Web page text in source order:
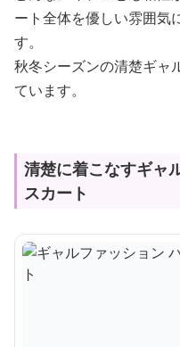
ート全体を優しい雰囲気
す。
秋冬シーズンの清楚ギャ
ています。
清楚に着こなすギャ
スカート